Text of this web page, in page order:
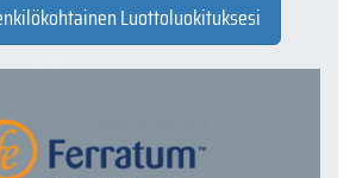
Luottoluokituksesi